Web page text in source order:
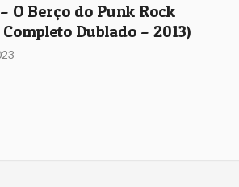
O Berço do Punk Rock
Dublado – 2013)